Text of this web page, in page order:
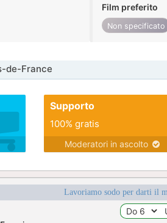
Film preferito
Non specificato
de-France
Supporto
100% gratis
Moderatori in ascolto
Lavoriamo sodo per darti il